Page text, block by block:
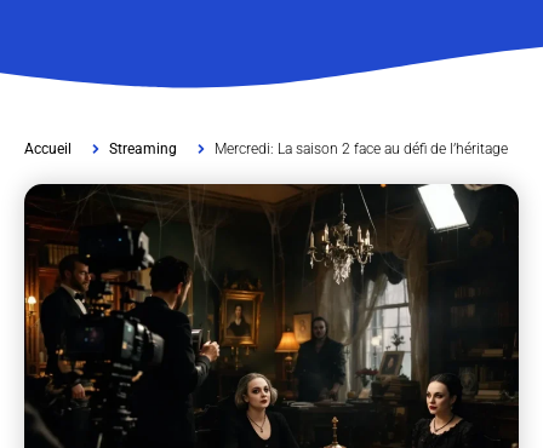
Accueil Streaming Mercredi: La saison 2 face au défi de l’héritage